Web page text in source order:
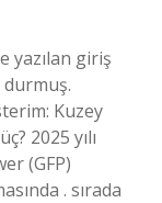
yazılan giriş
Kuzey
2025 yılı
(GFP)
. sırada